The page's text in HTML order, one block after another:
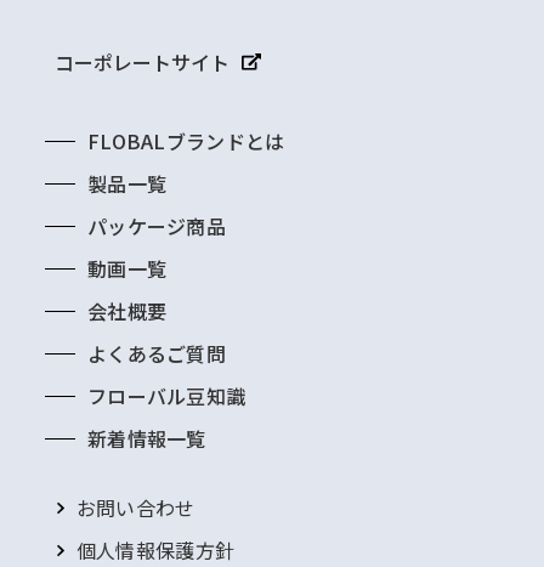
青銅製ねじ込継手(NPb処理品)
衛生排水用継手
全ての商品
クローム継手
空調
冷媒継手
冷媒用フレアージョイント
コーポレートサイト
FLOBALブランドとは
製品一覧
パッケージ商品
動画一覧
会社概要
よくあるご質問
フローバル豆知識
新着情報一覧
お問い合わせ
個人情報保護方針